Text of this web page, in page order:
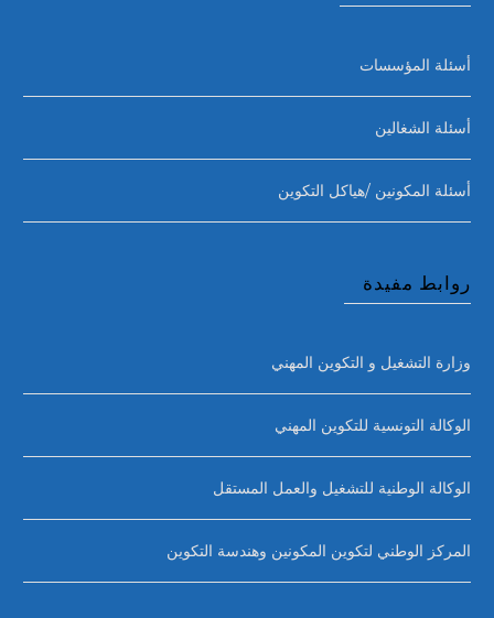
أسئلة المؤسسات
أسئلة الشغالين
أسئلة المكونين /هياكل التكوين
روابط مفيدة
وزارة التشغيل و التكوين المهني
الوكالة التونسية للتكوين المهني
الوكالة الوطنية للتشغيل والعمل المستقل
المركز الوطني لتكوين المكونين وهندسة التكوين